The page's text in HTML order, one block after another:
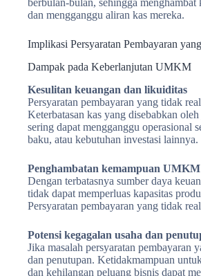
berbulan-bulan, sehingga
dan mengganggu aliran kas mereka.
Implikasi Persyaratan Pembayaran
Dampak pada Keberlanjutan UMKM
Kesulitan keuangan dan likuiditas
Persyaratan pembayaran yang tidak
Keterbatasan kas yang disebabkan
sering dapat mengganggu operasional
baku, atau kebutuhan investasi lainnya.
Penghambatan kemampuan
Dengan terbatasnya sumber daya
tidak dapat memperluas kapasitas
Persyaratan pembayaran yang tidak
Potensi kegagalan usaha dan
Jika masalah persyaratan
dan penutupan. Ketidakmampuan
dan kehilangan peluang bisnis dapat